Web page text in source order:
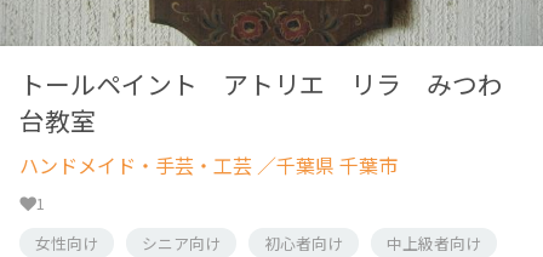
トールペイント アトリエ リラ みつわ
台教室
ハンドメイド・手芸・工芸 ／千葉県 千葉市
1
女性向け
シニア向け 初心者向け 中上級者向け